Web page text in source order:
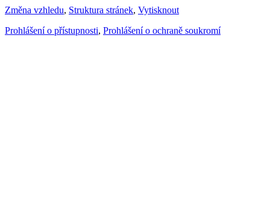
Změna vzhledu, Struktura stránek, Vytisknout
Prohlášení o přístupnosti, Prohlášení o ochraně soukromí